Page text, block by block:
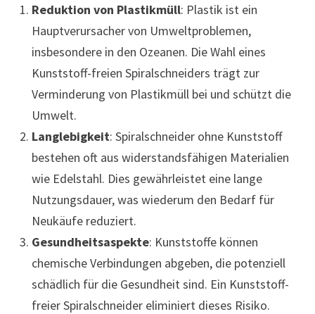
Reduktion von Plastikmüll: Plastik ist ein
Hauptverursacher von Umweltproblemen,
insbesondere in den Ozeanen. Die Wahl eines
Kunststoff-freien Spiralschneiders trägt zur
Verminderung von Plastikmüll bei und schützt die
Umwelt.
Langlebigkeit: Spiralschneider ohne Kunststoff
bestehen oft aus widerstandsfähigen Materialien
wie Edelstahl. Dies gewährleistet eine lange
Nutzungsdauer, was wiederum den Bedarf für
Neukäufe reduziert.
Gesundheitsaspekte: Kunststoffe können
chemische Verbindungen abgeben, die potenziell
schädlich für die Gesundheit sind. Ein Kunststoff-
freier Spiralschneider eliminiert dieses Risiko.